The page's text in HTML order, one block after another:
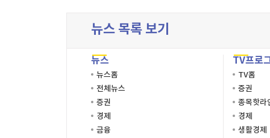
뉴스 목록 보기
뉴스
뉴스홈
전체뉴스
증권
경제
금융
TV프로
TV홈
증권
종목핫라
경제
생활경제